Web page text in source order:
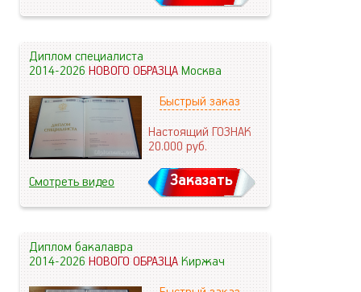
Диплом специалиста
2014-2026НОВОГО ОБРАЗЦАМосква
Быстрый заказ
Настоящий ГОЗНАК
20.000руб.
Смотреть видео Заказать
Диплом бакалавра
2014-2026НОВОГО ОБРАЗЦАКиржач